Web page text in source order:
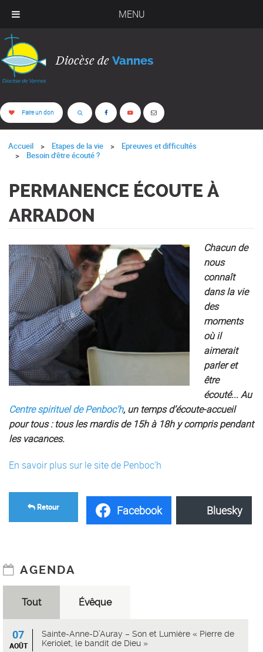
MENU
Diocèse de Vannes
Faire un don
Accueil Etapes de la vie
Epreuves et difficultés
Besoin d'être écouté ?
PERMANENCE ÉCOUTE À
ARRADON
Chacun de
nous
connaît
dans la vie
des
moments
où il
aimerait
parler et
être
écouté... Au
Centre spirituel de Penboc’h, un temps d’écoute-accueil
pour tous : tous les mardis de 15h à 18h y compris pendant
les vacances.
En savoir plus sur le site de Penboc’h
Facebook Bluesky
Retour
AGENDA
Tout Évêque
07
AOÛT
Sainte-Anne-D’Auray – Son et Lumière « Pierre de
Keriolet, le bandit de Dieu »